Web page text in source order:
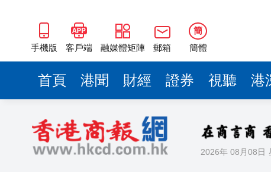
手機版 客戶端 融媒體矩陣 郵箱
簡
簡體
首頁 港聞 財經 證券 視聽 港
2026年 08月08日
瀋陽鐵西校園閱讀活動解鎖閱讀
黎智英案｜吳良好：依法公正處
騰出更多時間專注做好宏福苑
海南澄邁文儒煥新升級 五組數
梁振英率港區全國政協委員考察